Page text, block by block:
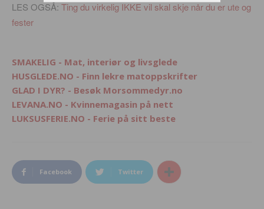
LES OGSÅ: Ting du virkelig IKKE vil skal skje når du er ute og
fester
SMAKELIG - Mat, interiør og livsglede
HUSGLEDE.NO - Finn lekre matoppskrifter
GLAD I DYR? - Besøk Morsommedyr.no
LEVANA.NO - Kvinnemagasin på nett
LUKSUSFERIE.NO - Ferie på sitt beste
Facebook Twitter